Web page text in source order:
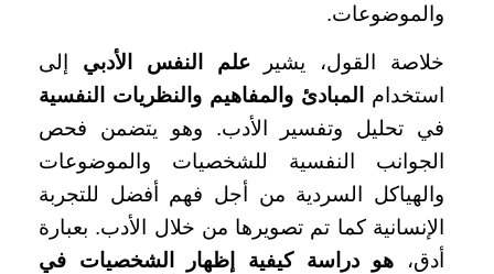
والموضوعات.
خلاصة القول، يشيرعلم النفس الأدبي إلى
استخدام
المبادئ والمفاهيم والنظريات النفسية
في تحليل وتفسير الأدب. وهو يتضمن فحص
الجوانب النفسية للشخصيات والموضوعات
والهياكل السردية من أجل فهم أفضل للتجربة
الإنسانية كما تم تصويرها من خلال الأدب. بعبارة
أدق، هو دراسة كيفية إظهار الشخصيات في